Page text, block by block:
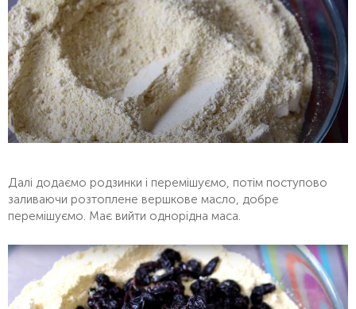
Далі додаємо родзинки і перемішуємо, потім поступово
заливаючи розтоплене вершкове масло, добре
перемішуємо. Має вийти однорідна маса.